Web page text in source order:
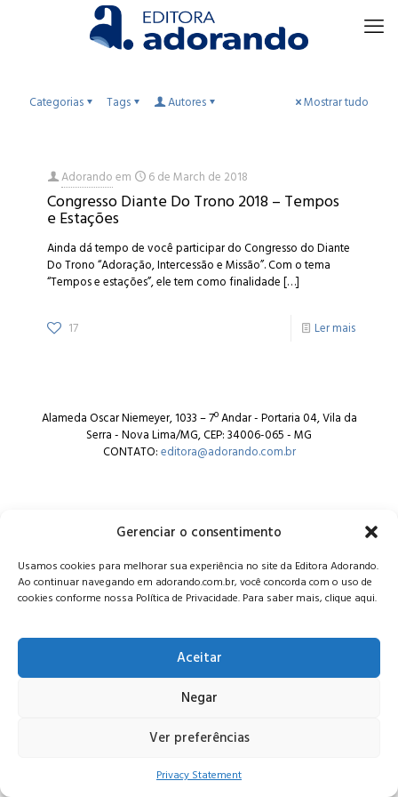
Gerenciar o consentimento
Usamos cookies para melhorar sua experiência no site da Editora Adorando.
Ao continuar navegando em adorando.com.br, você concorda com o uso de
cookies conforme nossa Política de Privacidade. Para saber mais, clique aqui.
Aceitar
Negar
Ver preferências
Privacy Statement
Categorias Tags Autores Mostrar tudo
Adorandoem 6 de March de 2018
Congresso Diante Do Trono 2018 – Tempos
e Estações
Ainda dá tempo de você participar do Congresso do Diante
Do Trono “Adoração, Intercessão e Missão”. Com o tema
“Tempos e estações”, ele tem como finalidade[…]
17 Ler mais
Alameda Oscar Niemeyer, 1033 – 7º Andar - Portaria 04, Vila da
Serra - Nova Lima/MG, CEP: 34006-065 - MG
CONTATO:editora@adorando.com.br
© Editora Adorando 2026. Todos os direitos reservados.
Consulte nossapolítica de privacidade.